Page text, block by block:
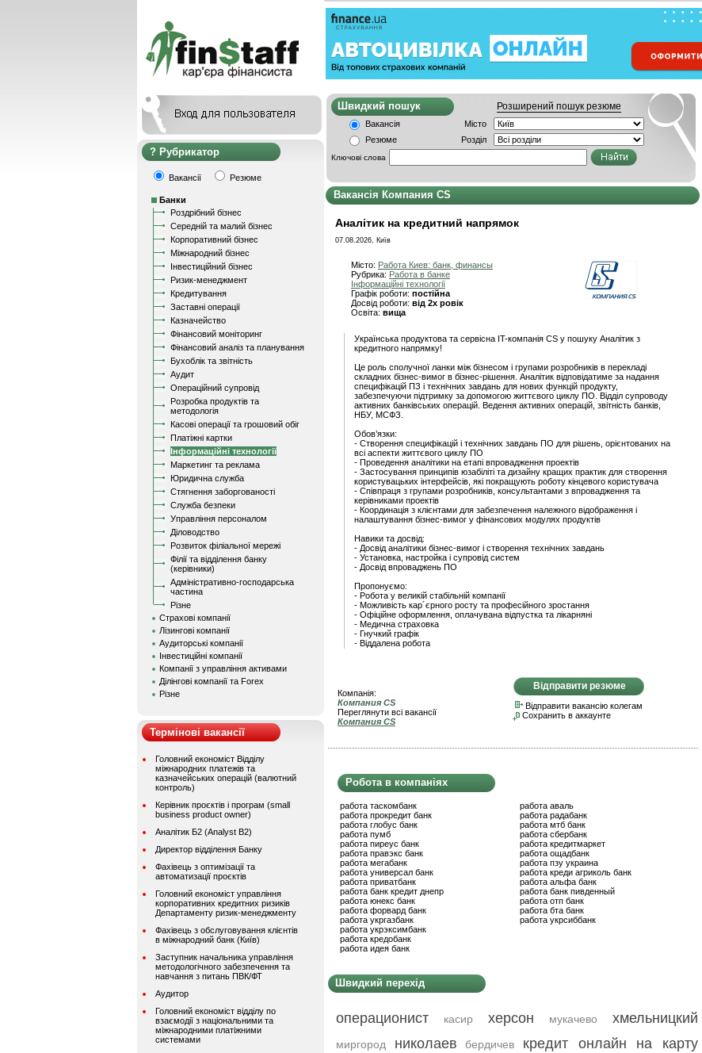
Рубрикатор
Вакансії Резюме
Банки
Роздрібний бізнес
Середній та малий бізнес
Корпоративний бізнес
Міжнародний бізнес
Інвестиційний бізнес
Ризик-менеджмент
Кредитування
Заставні операції
Казначейство
Фінансовий моніторинг
Фінансовий аналіз та планування
Бухоблік та звітність
Аудит
Операційний супровід
Розробка продуктів та
методологія
Касові операції та грошовий обіг
Платіжні картки
Інформаційні технології
Маркетинг та реклама
Юридична служба
Стягнення заборгованості
Служба безпеки
Управління персоналом
Діловодство
Розвиток філіальної мережі
Філії та відділення банку
(керівники)
Адміністративно-господарська
частина
Різне
Страхові компанії
Лізингові компанії
Аудиторські компанії
Інвестиційні компанії
Компанії з управління активами
Ділінгові компанії та Forex
Різне
Термінові вакансії
Головний економіст Відділу
міжнародних платежів та
казначейських операцій (валютний
контроль)
Керівник проєктів і програм (small
business product owner)
Аналітик Б2 (Analyst B2)
Директор відділення Банку
Фахівець з оптимізації та
автоматизації проєктів
Головний економіст управління
корпоративних кредитних ризиків
Департаменту ризик-менеджменту
Фахівець з обслуговування клієнтів
в міжнародний банк (Київ)
Заступник начальника управління
методологічного забезпечення та
навчання з питань ПВК/ФТ
Аудитор
Головний економіст відділу по
взаємодії з національними та
міжнародними платіжними
системами
Швидкий пошук Розширений пошук резюме
Вакансія
Місто
Резюме
Розділ
Ключові слова
Вакансія Компания CS
Аналітик на кредитний напрямок
07.08.2026, Київ
Місто: Работа Киев: банк, финансы
Рубрика: Работа в банке
Інформаційні технології
Графік роботи: постійна
Досвід роботи: від 2х ровік
Освіта: вища
Українська продуктова та сервісна IT-компанія CS у пошуку Аналітик з
кредитного напрямку!
Це роль сполучної ланки між бізнесом і групами розробників в перекладі
складних бізнес-вимог в бізнес-рішення. Аналітик відповідатиме за надання
специфікацій ПЗ і технічних завдань для нових функцій продукту,
забезпечуючи підтримку за допомогою життєвого циклу ПО. Відділ супроводу
активних банківських операцій. Ведення активних операцій, звітність банків,
НБУ, МСФЗ.
Обов’язки:
- Створення специфікацій і технічних завдань ПО для рішень, орієнтованих на
всі аспекти життєвого циклу ПО
- Проведення аналітики на етапі впровадження проектів
- Застосування принципів юзабіліті та дизайну кращих практик для створення
користувацьких інтерфейсів, які покращують роботу кінцевого користувача
- Співпраця з групами розробників, консультантами з впровадження та
керівниками проектів
- Координація з клієнтами для забезпечення належного відображення і
налаштування бізнес-вимог у фінансових модулях продуктів
Навики та досвід:
- Досвід аналітики бізнес-вимог і створення технічних завдань
- Установка, настройка і супровід систем
- Досвід впроваджень ПО
Пропонуємо:
- Робота у великій стабільній компанії
- Можливість кар´єрного росту та професійного зростання
- Офіційне оформлення, оплачувана відпустка та лікарняні
- Медична страховка
- Гнучкий графік
- Віддалена робота
Компанія:
Компания CS
Переглянути всі вакансії
Компания CS
Відправити резюме
Відправити вакансію колегам
Сохранить в аккаунте
Робота в компаніях
работа таскомбанк
работа прокредит банк
работа глобус банк
работа пумб
работа пиреус банк
работа правэкс банк
работа мегабанк
работа универсал банк
работа приватбанк
работа банк кредит днепр
работа юнекс банк
работа форвард банк
работа укргазбанк
работа укрэксимбанк
работа кредобанк
работа идея банк
работа аваль
работа радабанк
работа мтб банк
работа сбербанк
работа кредитмаркет
работа ощадбанк
работа пзу украина
работа креди агриколь банк
работа альфа банк
работа банк пивденный
работа отп банк
работа бта банк
работа укрсиббанк
Швидкий перехід
операционист касир херсон мукачево хмельницкий
миргород николаев бердичев кредит онлайн на карту